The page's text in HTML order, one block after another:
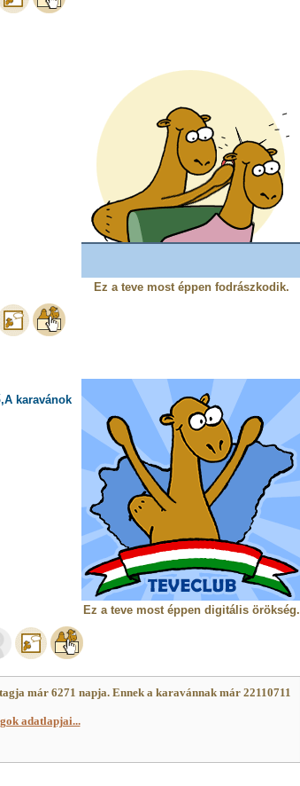
Ez a teve most éppen fodrászkodik.
karavánok
Ez a teve most éppen digitális örökség.
már 6271 napja. Ennek a karavánnak már 22110711
adatlapjai...